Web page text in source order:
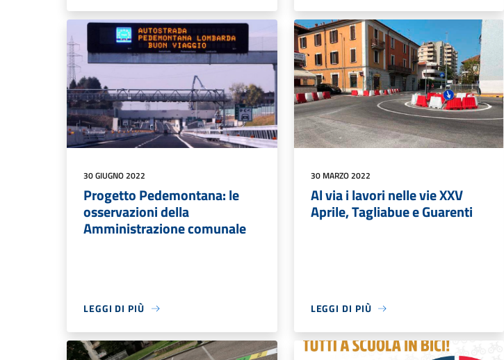
30 GIUGNO 2022
Progetto Pedemontana: le
osservazioni della
Amministrazione comunale
LEGGI DI PIÙ
30 MARZO 2022
Al via i lavori nelle vie XXV
Aprile, Tagliabue e Guarenti
LEGGI DI PIÙ